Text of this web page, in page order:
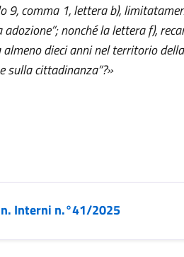
9, comma 1, lettera b),
nonché la lettera f),
dieci anni nel territorio della
sulla cittadinanza”?»
Interni n.°41/2025